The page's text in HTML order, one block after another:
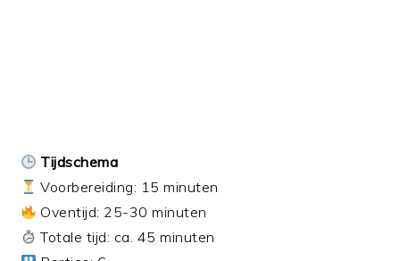
Tijdschema
Voorbereiding: 15 minuten
Oventijd: 25-30 minuten
Totale tijd: ca. 45 minuten